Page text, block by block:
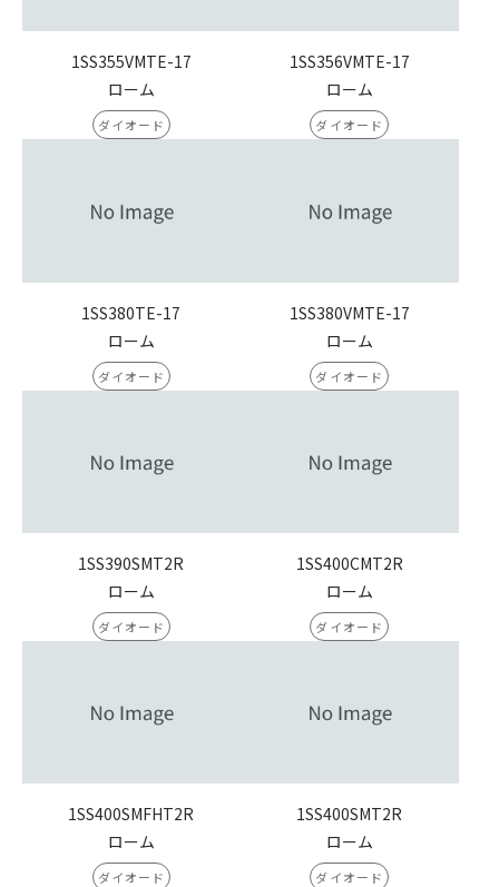
1SS355VMTE-17
ローム
ダイオード
1SS356VMTE-17
ローム
ダイオード
1SS380TE-17
ローム
ダイオード
1SS380VMTE-17
ローム
ダイオード
1SS390SMT2R
ローム
ダイオード
1SS400CMT2R
ローム
ダイオード
1SS400SMFHT2R
ローム
ダイオード
1SS400SMT2R
ローム
ダイオード